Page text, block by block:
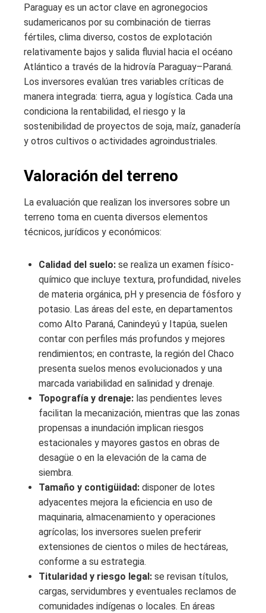
Paraguay es un actor clave en agronegocios
sudamericanos por su combinación de tierras
fértiles, clima diverso, costos de explotación
relativamente bajos y salida fluvial hacia el océano
Atlántico a través de la hidrovía Paraguay–Paraná.
Los inversores evalúan tres variables críticas de
manera integrada: tierra, agua y logística. Cada una
condiciona la rentabilidad, el riesgo y la
sostenibilidad de proyectos de soja, maíz, ganadería
y otros cultivos o actividades agroindustriales.
Valoración del terreno
La evaluación que realizan los inversores sobre un
terreno toma en cuenta diversos elementos
técnicos, jurídicos y económicos:
Calidad del suelo: se realiza un examen físico-
químico que incluye textura, profundidad, niveles
de materia orgánica, pH y presencia de fósforo y
potasio. Las áreas del este, en departamentos
como Alto Paraná, Canindeyú y Itapúa, suelen
contar con perfiles más profundos y mejores
rendimientos; en contraste, la región del Chaco
presenta suelos menos evolucionados y una
marcada variabilidad en salinidad y drenaje.
Topografía y drenaje: las pendientes leves
facilitan la mecanización, mientras que las zonas
propensas a inundación implican riesgos
estacionales y mayores gastos en obras de
desagüe o en la elevación de la cama de
siembra.
Tamaño y contigüidad: disponer de lotes
adyacentes mejora la eficiencia en uso de
maquinaria, almacenamiento y operaciones
agrícolas; los inversores suelen preferir
extensiones de cientos o miles de hectáreas,
conforme a su estrategia.
Titularidad y riesgo legal: se revisan títulos,
cargas, servidumbres y eventuales reclamos de
comunidades indígenas o locales. En áreas